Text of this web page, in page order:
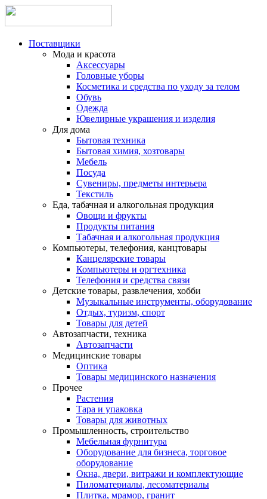
Поставщики
Мода и красота
Аксессуары
Головные уборы
Косметика и средства по уходу за телом
Обувь
Одежда
Ювелирные украшения и изделия
Для дома
Бытовая техника
Бытовая химия, хозтовары
Мебель
Посуда
Сувениры, предметы интерьера
Текстиль
Еда, табачная и алкогольная продукция
Овощи и фрукты
Продукты питания
Табачная и алкогольная продукция
Компьютеры, телефония, канцтовары
Канцелярские товары
Компьютеры и оргтехника
Телефония и средства связи
Детские товары, развлечения, хобби
Музыкальные инструменты, оборудование
Отдых, туризм, спорт
Товары для детей
Автозапчасти, техника
Автозапчасти
Медицинские товары
Оптика
Товары медицинского назначения
Прочее
Растения
Тара и упаковка
Товары для животных
Промышленность, строительство
Мебельная фурнитура
Оборудование для бизнеса, торговое
оборудование
Окна, двери, витражи и комплектующие
Пиломатериалы, лесоматериалы
Плитка, мрамор, гранит